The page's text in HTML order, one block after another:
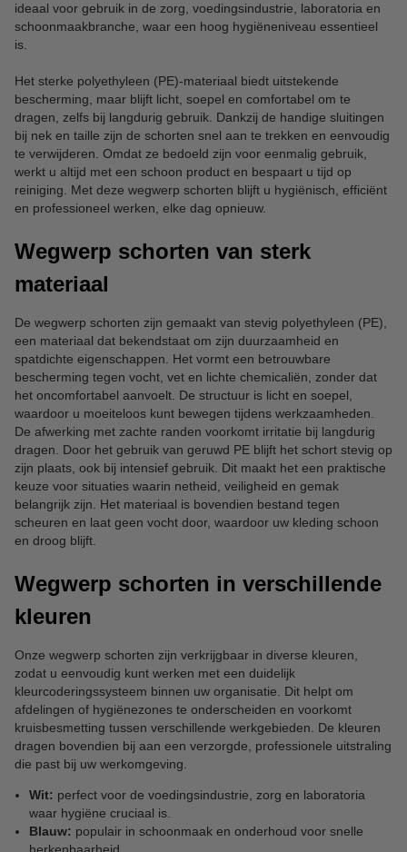
ideaal voor gebruik in de zorg, voedingsindustrie, laboratoria en
schoonmaakbranche, waar een hoog hygiëneniveau essentieel
is.
Het sterke polyethyleen (PE)-materiaal biedt uitstekende
bescherming, maar blijft licht, soepel en comfortabel om te
dragen, zelfs bij langdurig gebruik. Dankzij de handige sluitingen
bij nek en taille zijn de schorten snel aan te trekken en eenvoudig
te verwijderen. Omdat ze bedoeld zijn voor eenmalig gebruik,
werkt u altijd met een schoon product en bespaart u tijd op
reiniging. Met deze wegwerp schorten blijft u hygiënisch, efficiënt
en professioneel werken, elke dag opnieuw.
Wegwerp schorten van sterk
materiaal
De wegwerp schorten zijn gemaakt van stevig polyethyleen (PE),
een materiaal dat bekendstaat om zijn duurzaamheid en
spatdichte eigenschappen. Het vormt een betrouwbare
bescherming tegen vocht, vet en lichte chemicaliën, zonder dat
het oncomfortabel aanvoelt. De structuur is licht en soepel,
waardoor u moeiteloos kunt bewegen tijdens werkzaamheden.
De afwerking met zachte randen voorkomt irritatie bij langdurig
dragen. Door het gebruik van geruwd PE blijft het schort stevig op
zijn plaats, ook bij intensief gebruik. Dit maakt het een praktische
keuze voor situaties waarin netheid, veiligheid en gemak
belangrijk zijn. Het materiaal is bovendien bestand tegen
scheuren en laat geen vocht door, waardoor uw kleding schoon
en droog blijft.
Wegwerp schorten in verschillende
kleuren
Onze wegwerp schorten zijn verkrijgbaar in diverse kleuren,
zodat u eenvoudig kunt werken met een duidelijk
kleurcoderingssysteem binnen uw organisatie. Dit helpt om
afdelingen of hygiënezones te onderscheiden en voorkomt
kruisbesmetting tussen verschillende werkgebieden. De kleuren
dragen bovendien bij aan een verzorgde, professionele uitstraling
die past bij uw werkomgeving.
Wit: perfect voor de voedingsindustrie, zorg en laboratoria
waar hygiëne cruciaal is.
Blauw: populair in schoonmaak en onderhoud voor snelle